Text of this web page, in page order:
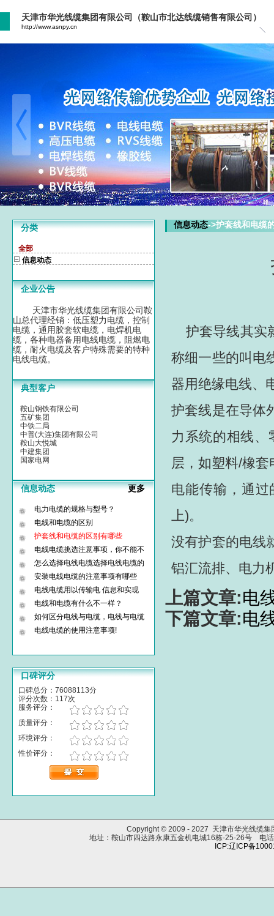
天津市华光线缆集团有限公司（鞍山市北达线缆销售有限公司）
http://www.asnpy.cn
分类
全部
信息动态
企业公告
天津市华光线缆集团有限公司鞍
山总代理经销：低压塑力电缆，控制
电缆，通用胶套软电缆，电焊机电
缆，各种电器备用电线电缆，阻燃电
缆，耐火电缆及客户特殊需要的特种
电线电缆。
典型客户
鞍山钢铁有限公司
五矿集团
中铁二局
中普(大连)集团有限公司
鞍山大悦城
中建集团
国家电网
更多
信息动态
电力电缆的规格与型号？
电线和电缆的区别
护套线和电缆的区别有哪些
电线电缆挑选注意事项，你不能不
怎么选择电线电缆选择电线电缆的
安装电线电缆的注意事项有哪些
电线电缆用以传输电 信息和实现
电线和电缆有什么不一样？
如何区分电线与电缆，电线与电缆
电线电缆的使用注意事项!
口碑评分
口碑总分：76088113分
评分次数：117次
服务评分：
质量评分：
环境评分：
性价评分：
信息动态->护套线和电缆
护套导线其实
称细一些的叫电
器用绝缘电线、
护套线是在导体
力系统的相线
层，如塑料/橡
电能传输，通
上)。
没有护套的电线
铝汇流排、电力
上篇文章:电
下篇文章:电
Copyright © 2009 - 2027 天津市华光线缆
地址：鞍山市四达路永康五金机电城16栋-25-26号
ICP:辽ICP备